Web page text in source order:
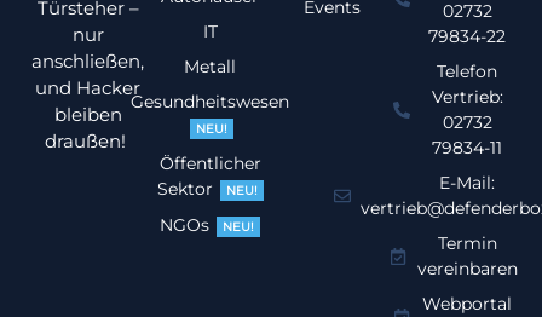
Türsteher –
nur
anschließen,
und Hacker
bleiben
draußen!
IT
Metall
Gesundheitswesen
NEU!
Öffentlicher
Sektor
NEU!
NGOs NEU!
Events
02732
79834-22
Telefon
Vertrieb:
02732
79834-11
E-Mail:
Termin
vereinbaren
Webportal